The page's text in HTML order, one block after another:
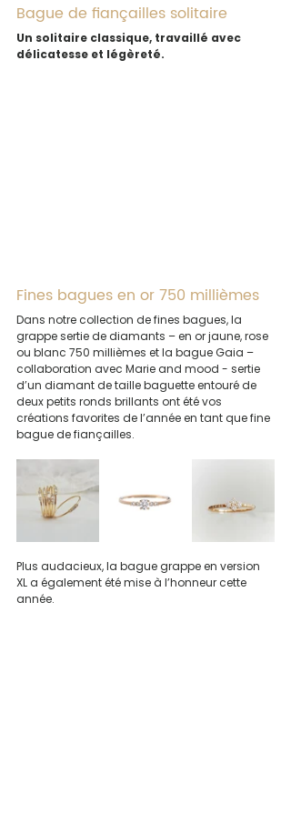
Bague de fiançailles solitaire
Un solitaire classique, travaillé avec
délicatesse et légèreté.
Fines bagues en or 750 millièmes
Dans notre collection de fines bagues, la
grappe sertie de diamants – en or jaune, rose
ou blanc 750 millièmes et la bague Gaia –
collaboration avec Marie and mood - sertie
d’un diamant de taille baguette entouré de
deux petits ronds brillants ont été vos
créations favorites de l’année en tant que fine
bague de fiançailles.
Plus audacieux, la bague grappe en version
XL a également été mise à l’honneur cette
année.